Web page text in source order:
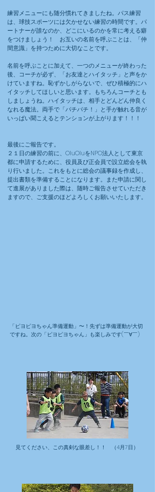
練習メニューにも随分慣れてきましたね。パス練習
は、球技スポーツには欠かせない練習の時間です。パ
ートナーが誰なのか、どこにいるのかを常に考える癖
をつけましょう！ お互いの名前を呼ぶことは、「仲
間意識」を持つために大切なことです。
名前を呼ぶことに加えて、一つのメニューが終わった
後、コーチが必ず、「お友達とハイタッチ」と声をか
けていますね。恥ずかしがらないで、ぜひ積極的にハ
イタッチしてほしいと思います。もちろんコーチとも
しましょうね。ハイタッチは、相手とどんどん仲良く
なれる魔法。両手で「パチパチ！」と手が触れる音が
いっぱい聞こえるとテンションが上がります！！！
最後にご報告です。
​２１日の練習の前に、OluOluをNPO法人として東京
都に申請するために、役員及び正会員で設立総会を執
り行いました。これをもとに総会の議事録を作成し、
提出書類を準備することになります。また申請に関し
て進展がありました際は、随時ご報告させていただき
ますので、ご支援のほどよろしくお願いいたします。
「​ピヨピヨちゃん準備運動」〜！先ずは準備運動が大切
ですね。次の「ピヨピヨちゃん」も楽しみです(￣∀￣)
見てください、この真剣な眼差し！！ （4月7日）